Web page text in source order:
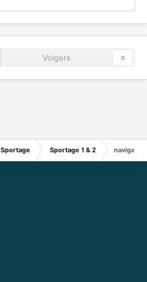
Volgers 0
Sportage 1 & 2